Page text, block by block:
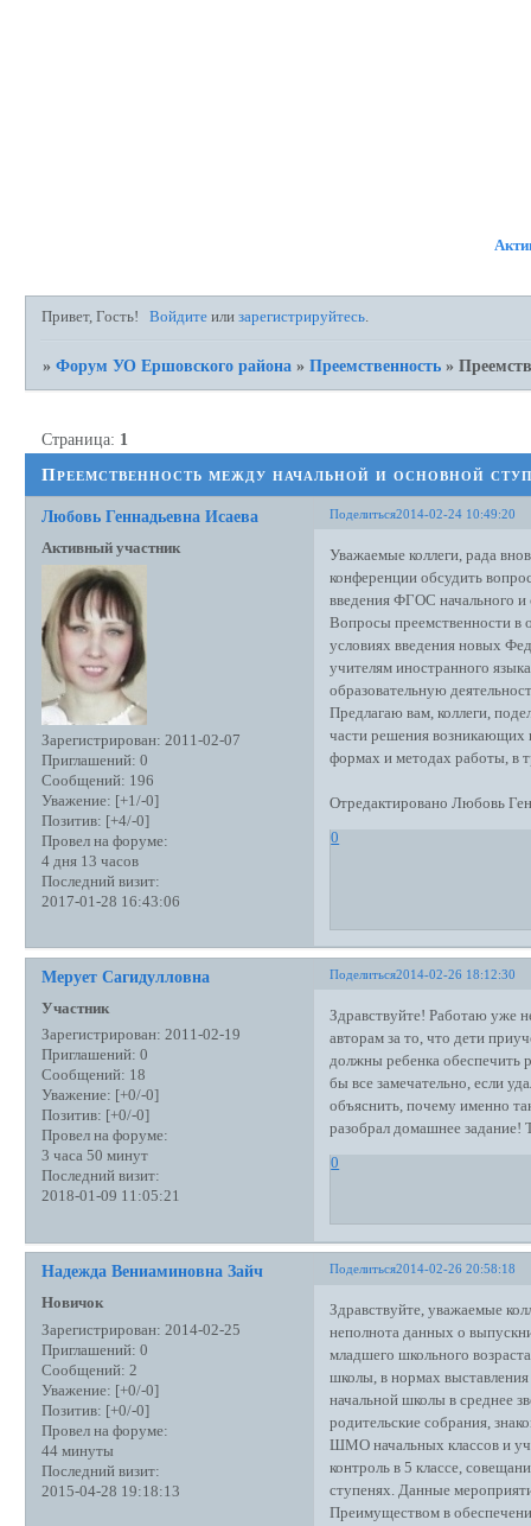
Привет, Гость! Войдите илизарегистрируйтесь.
»Форум УО Ершовского района »Преемственность »
Преемственность между начальной и основной
Страница: 1
Поделиться2014-02-24 10:49:20
Любовь Геннадьевна Исаева
Активный участник
Зарегистрирован: 2011-02-07
Приглашений: 0
Сообщений: 196
Уважение: [+1/-0]
Позитив: [+4/-0]
Провел на форуме:
4 дня 13 часов
Последний визит:
2017-01-28 16:43:06
Уважаемые коллеги, рада
конференции обсудить
введения ФГОС начального и
Вопросы преемственности в
условиях введения новых
учителям иностранного
образовательную
Предлагаю вам, коллеги,
части решения возникающих
формах и методах работы, в
Отредактировано Любовь
0
Поделиться2014-02-26 18:12:30
Мерует Сагидулловна
Участник
Зарегистрирован: 2011-02-19
Приглашений: 0
Сообщений: 18
Уважение: [+0/-0]
Позитив: [+0/-0]
Провел на форуме:
3 часа 50 минут
Последний визит:
2018-01-09 11:05:21
Здравствуйте! Работаю уже
авторам за то, что дети
должны ребенка обеспечить
бы все замечательно, если
объяснить, почему именно
разобрал домашнее задание!
0
Поделиться2014-02-26 20:58:18
Надежда Вениаминовна Зайч
Новичок
Зарегистрирован: 2014-02-25
Приглашений: 0
Сообщений: 2
Уважение: [+0/-0]
Позитив: [+0/-0]
Провел на форуме:
44 минуты
Последний визит:
2015-04-28 19:18:13
Здравствуйте, уважаемые
неполнота данных о
младшего школьного
школы, в нормах
начальной школы в среднее
родительские собрания,
ШМО начальных классов и
контроль в 5 классе,
ступенях. Данные
Преимуществом в